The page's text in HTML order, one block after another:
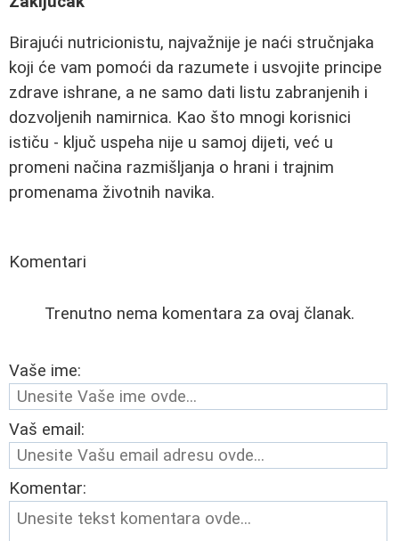
Birajući nutricionistu, najvažnije je naći stručnjaka
koji će vam pomoći da razumete i usvojite principe
zdrave ishrane, a ne samo dati listu zabranjenih i
dozvoljenih namirnica. Kao što mnogi korisnici
ističu - ključ uspeha nije u samoj dijeti, već u
promeni načina razmišljanja o hrani i trajnim
promenama životnih navika.
Komentari
Trenutno nema komentara za ovaj članak.
Vaše ime:
Vaš email:
Komentar: